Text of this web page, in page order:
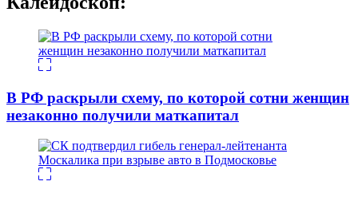
В РФ раскрыли схему, по которой сотни женщин
незаконно получили маткапитал